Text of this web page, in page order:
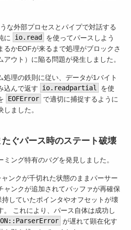
な外部プロセスとパイプで対話する
に
io.read
を使ってパースしよう
るかEOFが来るまで処理がブロックさ
ウト）に陥る問題が発生しました。
処理の鉄則に従い、データが1バイト
込んで返す
io.readpartial
を使
EOFError で適切に捕捉するように
ました。
ぐパース時のステート破壊
ング特有のバグを発見しました。
ンクが千切れた状態のままパーサー
ャンクが追加されてバッファが再確保
していたポインタやオフセットが壊
。 これにより、パース自体は成功し
が遅れて顕在化す